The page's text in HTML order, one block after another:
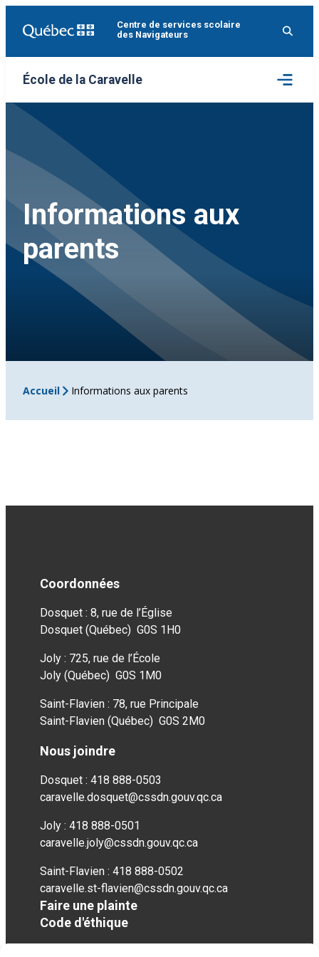
Centre de services scolaire
des Navigateurs
École de la Caravelle
Ouvrir
le
menu
Informations aux
parents
Accueil Informations aux parents
Coordonnées
Dosquet : 8, rue de l’Église
Dosquet (Québec) G0S 1H0
Joly : 725, rue de l’École
Joly (Québec) G0S 1M0
Saint-Flavien : 78, rue Principale
Saint-Flavien (Québec) G0S 2M0
Nous joindre
Dosquet : 418 888-0503
caravelle.dosquet@cssdn.gouv.qc.ca
Joly : 418 888-0501
caravelle.joly@cssdn.gouv.qc.ca
Saint-Flavien : 418 888-0502
caravelle.st-flavien@cssdn.gouv.qc.ca
Faire une plainte
Code d'éthique